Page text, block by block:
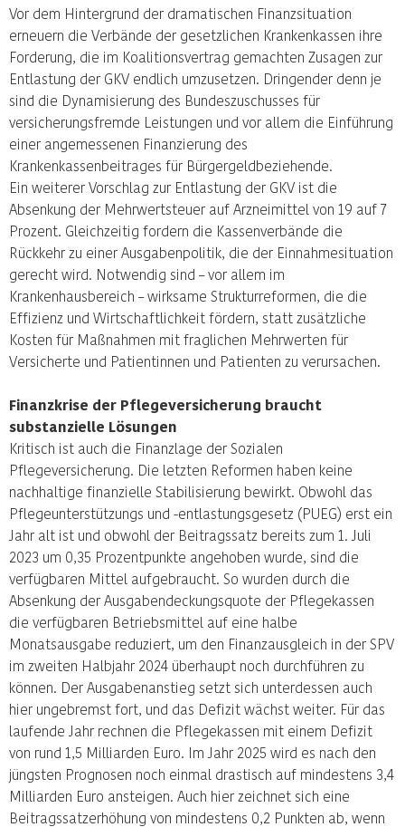
Vor dem Hintergrund der dramatischen Finanzsituation
erneuern die Verbände der gesetzlichen Krankenkassen ihre
Forderung, die im Koalitionsvertrag gemachten Zusagen zur
Entlastung der GKV endlich umzusetzen. Dringender denn je
sind die Dynamisierung des Bundeszuschusses für
versicherungsfremde Leistungen und vor allem die Einführung
einer angemessenen Finanzierung des
Krankenkassenbeitrages für Bürgergeldbeziehende.
Ein weiterer Vorschlag zur Entlastung der GKV ist die
Absenkung der Mehrwertsteuer auf Arzneimittel von 19 auf 7
Prozent. Gleichzeitig fordern die Kassenverbände die
Rückkehr zu einer Ausgabenpolitik, die der Einnahmesituation
gerecht wird. Notwendig sind – vor allem im
Krankenhausbereich – wirksame Strukturreformen, die die
Effizienz und Wirtschaftlichkeit fördern, statt zusätzliche
Kosten für Maßnahmen mit fraglichen Mehrwerten für
Versicherte und Patientinnen und Patienten zu verursachen.
Finanzkrise der Pflegeversicherung braucht
substanzielle Lösungen
Kritisch ist auch die Finanzlage der Sozialen
Pflegeversicherung. Die letzten Reformen haben keine
nachhaltige finanzielle Stabilisierung bewirkt. Obwohl das
Pflegeunterstützungs und -entlastungsgesetz (PUEG) erst ein
Jahr alt ist und obwohl der Beitragssatz bereits zum 1. Juli
2023 um 0,35 Prozentpunkte angehoben wurde, sind die
verfügbaren Mittel aufgebraucht. So wurden durch die
Absenkung der Ausgabendeckungsquote der Pflegekassen
die verfügbaren Betriebsmittel auf eine halbe
Monatsausgabe reduziert, um den Finanzausgleich in der SPV
im zweiten Halbjahr 2024 überhaupt noch durchführen zu
können. Der Ausgabenanstieg setzt sich unterdessen auch
hier ungebremst fort, und das Defizit wächst weiter. Für das
laufende Jahr rechnen die Pflegekassen mit einem Defizit
von rund 1,5 Milliarden Euro. Im Jahr 2025 wird es nach den
jüngsten Prognosen noch einmal drastisch auf mindestens 3,4
Milliarden Euro ansteigen. Auch hier zeichnet sich eine
Beitragssatzerhöhung von mindestens 0,2 Punkten ab, wenn